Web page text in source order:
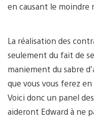
en causant le moindre
La réalisation des
seulement du fait de
maniement du sabre
que vous vous ferez
Voici donc un panel
aideront Edward à ne